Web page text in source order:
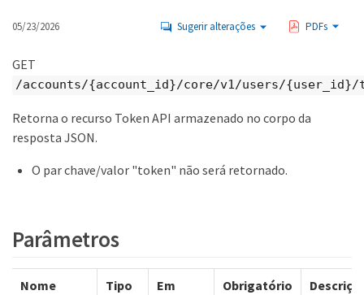
05/23/2026 Sugerir alterações PDFs
GET
/accounts/{account_id}/core/v1/users/{user_id}/
Retorna o recurso Token API armazenado no corpo da
resposta JSON.
O par chave/valor "token" não será retornado.
Parâmetros
Nome Tipo Em Obrigatório